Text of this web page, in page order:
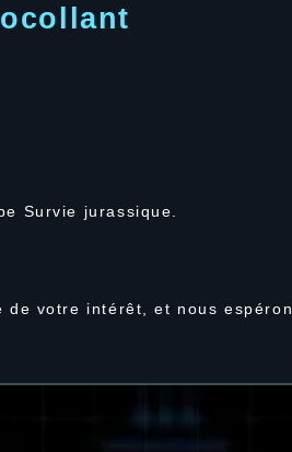
Survie jurassique.
de votre intérêt, et nous